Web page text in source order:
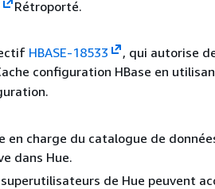
Rétroporté.
HBASE-18533
, qui autorise
configuration HBase en
en charge du catalogue de
dans Hue.
de Hue peuvent